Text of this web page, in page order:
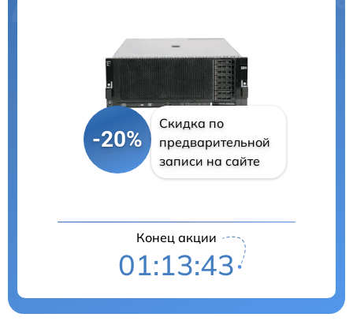
-20%
Скидка по
предварительной
записи на сайте
Конец акции
01:13:42